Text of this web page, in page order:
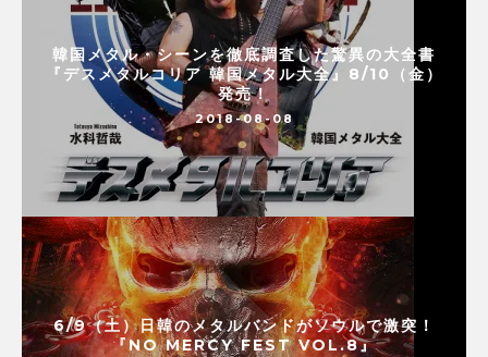
韓国メタル・シーンを徹底調査した驚異の大全書
『デスメタルコリア 韓国メタル大全』8/10（金）
発売！
2018-08-08
6/9（土）日韓のメタルバンドがソウルで激突！
『NO MERCY FEST VOL.8』